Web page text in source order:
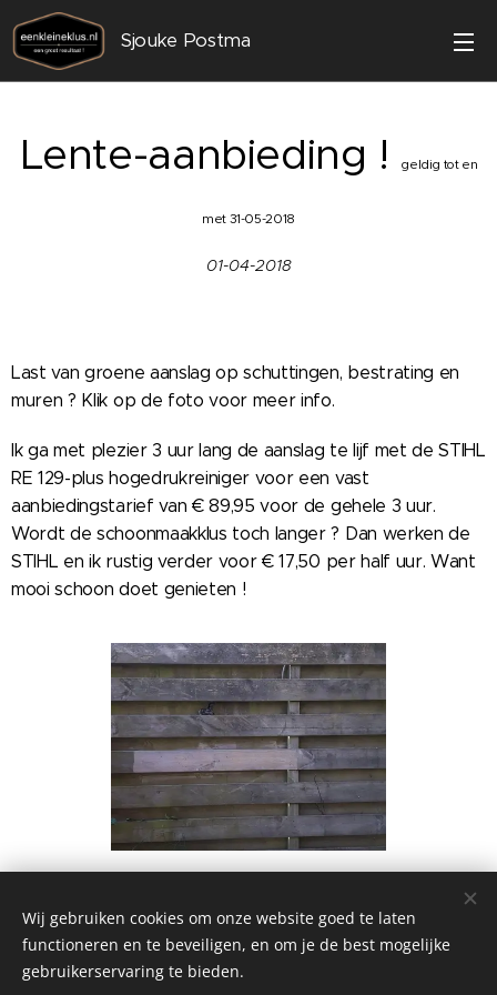
Sjouke Postma
Lente-aanbieding ! geldig tot en
met 31-05-2018
01-04-2018
Last van groene aanslag op schuttingen, bestrating en
muren ? Klik op de foto voor meer info.
Ik ga met plezier 3 uur lang de aanslag te lijf met de STIHL
RE 129-plus hogedrukreiniger voor een vast
aanbiedingstarief van € 89,95 voor de gehele 3 uur.
Wordt de schoonmaakklus toch langer ? Dan werken de
STIHL en ik rustig verder voor € 17,50 per half uur. Want
mooi schoon doet genieten !
Klikhier voor informatie.
Wij gebruiken cookies om onze website goed te laten
functioneren en te beveiligen, en om je de best mogelijke
gebruikerservaring te bieden.